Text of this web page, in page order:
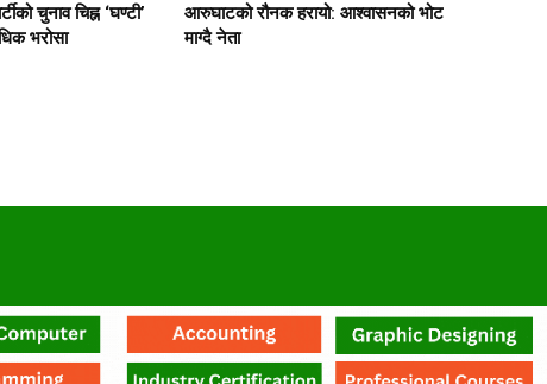
चुनाव चिह्न ‘घण्टी’
भरोसा
आरुघाटको रौनक हरायो: आश्वासनको भोट
माग्दै नेता